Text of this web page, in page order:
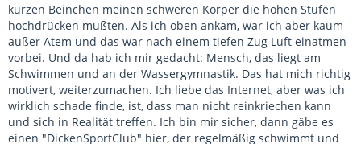
kurzen Beinchen meinen schweren Körper die hohen Stufen
hochdrücken mußten. Als ich oben ankam, war ich aber kaum
außer Atem und das war nach einem tiefen Zug Luft einatmen
vorbei. Und da hab ich mir gedacht: Mensch, das liegt am
Schwimmen und an der Wassergymnastik. Das hat mich richtig
motivert, weiterzumachen. Ich liebe das Internet, aber was ich
wirklich schade finde, ist, dass man nicht reinkriechen kann
und sich in Realität treffen. Ich bin mir sicher, dann gäbe es
einen "DickenSportClub" hier, der regelmäßig schwimmt und